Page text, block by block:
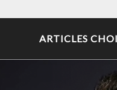
ARTICLES